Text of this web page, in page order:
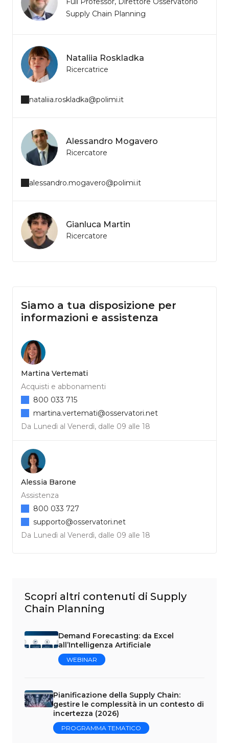
Supply Chain Planning
Nataliia Roskladka
Ricercatrice
nataliia.roskladka@polimi.it
Alessandro Mogavero
Ricercatore
alessandro.mogavero@polimi.it
Gianluca Martin
Ricercatore
Siamo a tua disposizione per
informazioni e assistenza
Martina Vertemati
Acquisti e abbonamenti
Da Lunedì al Venerdì, dalle 09 alle 18
800 033 715
martina.vertemati@osservatori.net
Alessia Barone
Assistenza
Da Lunedì al Venerdì, dalle 09 alle 18
800 033 727
supporto@osservatori.net
Scopri altri contenuti di Supply
Chain Planning
Demand Forecasting: da Excel
all’Intelligenza Artificiale
WEBINAR
Pianificazione della Supply Chain:
gestire le complessità in un contesto di
incertezza (2026)
PROGRAMMA TEMATICO